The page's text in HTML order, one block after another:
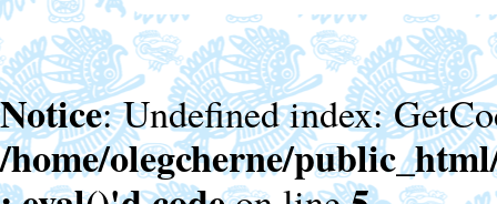
Notice: Undefined index:
/home/olegcherne/